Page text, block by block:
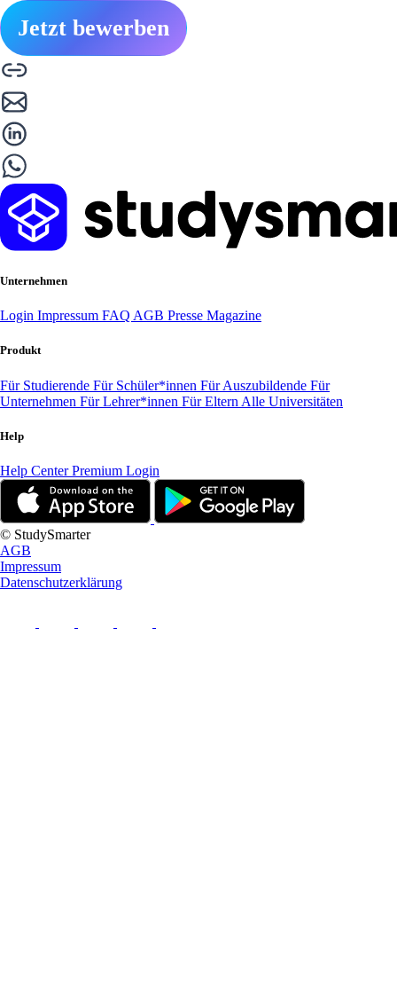
Jetzt bewerben
Unternehmen
Login Impressum FAQ AGB Presse Magazine
Produkt
Für Studierende Für Schüler*innen Für Auszubildende Für
Unternehmen Für Lehrer*innen Für Eltern Alle Universitäten
Help
Help CenterPremium Login
© StudySmarter
AGB
Impressum
Datenschutzerklärung